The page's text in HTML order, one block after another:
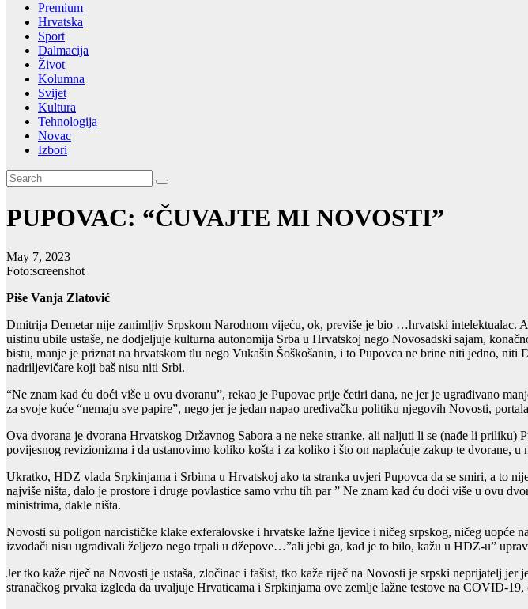
Premium
Hrvatska
Sport
Dalmacija
Život
Kolumna
Svijet
Kultura
Tehnologija
Novac
Izbori
PUPOVAC: “ČUVAJTE MI NOVOSTI”
May 7, 2023
Foto:screenshot
Piše Vanja Zlatović
Dmitrija Demetar nije zanimljiv Srpskom Narodnom vijeću, ok, previše je bio …hrvatski intelektualac.
uistinu ubile ustaše, ne dodjeljuje kulturna autonomija Srba u Hrvatskoj nego Novosadski sajam,
bistu, manje je priznat na hrvatskom tlu nego Vukašin Šoškošanin, i to Pupovca ne brine niti jedno,
nadriljevičare koji baš nisu niti Srbi.
“Ne znam kad ću doći više u ovu dvoranu”, rekao je Pupovac prije četiri dana, ne jer je ugrađivano
za svoje kuće “nemaju sve papire”, nego jer je jedan napao uređivačku politiku njegovih Novosti,
Ova dvorana je dvorana Hrvatskog Državnog Sabora a ne neke stranke, ali naljuti li se (nađe li
povijesnog revizionizma i da ustanovimo koliko košta i za koliko i što on naplaćuje zakup te dvorane,
Ukratko, HDZ vlada Srpkinjama i Srbima u Hrvatskoj ako ta stranka uvjeri Pupovca da se smiri, a to
najviše ništa, dalo je prostore i druge povlastice samo vrhu tih par ” Ne znam kad ću doći više u ovu
ministrima, dakle ništa.
Novosti su poligon narcističke klake exferalovske i hrvatske lažne ljevice i ničeg srpskog, ničeg
izvođači nisu ugrađivali željezo nego trpali u džepove…”ali jebi ga, kad je to bilo, kažu u HDZ-u”
Jer tko kaže riječ na Novosti je ustaša, zločinac i fašist, tko kaže riječ na Novosti je srpski neprijatelj
stranačkog prvaka izgleda da uvaljuje Hrvaticama i Srpkinjama ove zemlje lažne testove na COVID-